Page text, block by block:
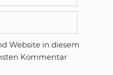
Website in diesem
Kommentar